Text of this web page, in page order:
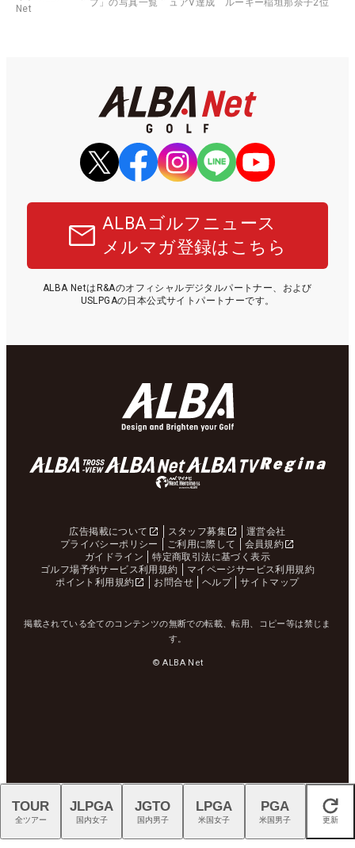
Net
ALBAゴルフニュース
メルマガ登録はこちら
ALBA NetはR&Aのオフィシャルデジタルパートナー、および
USLPGAの日本公式サイトパートナーです。
広告掲載について スタッフ募集
運営会社
プライバシーポリシー
ご利用に際して
会員規約
ガイドライン
特定商取引法に基づく表示
ゴルフ場予約サービス利用規約
マイページサービス利用規約
ポイント利用規約
お問合せ ヘルプ サイトマップ
掲載されている全てのコンテンツの無断での転載、転用、コピー等は禁じま
す。
© ALBA Net
閉じる
TOUR
全ツアー
JLPGA
国内女子
JGTO
国内男子
LPGA
米国女子
PGA
米国男子 更新